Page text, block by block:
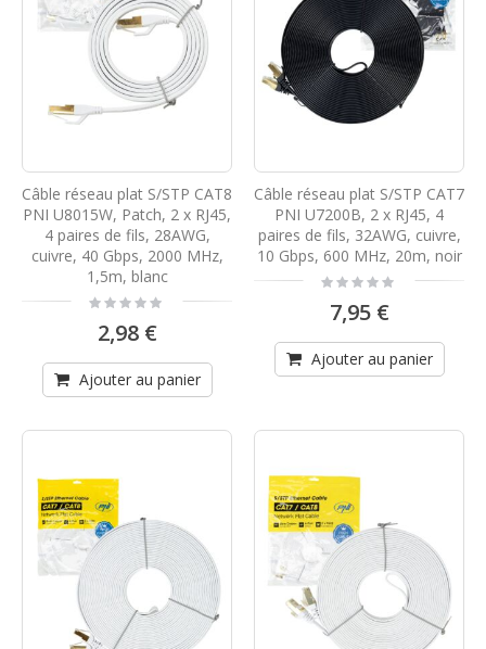
Câble réseau plat S/STP CAT8
PNI U8015W, Patch, 2 x RJ45,
4 paires de fils, 28AWG,
cuivre, 40 Gbps, 2000 MHz,
1,5m, blanc
Rating:
2,98 €
Ajouter au panier
Câble réseau plat S/STP CAT7
PNI U7200B, 2 x RJ45, 4
paires de fils, 32AWG, cuivre,
10 Gbps, 600 MHz, 20m, noir
Rating:
7,95 €
Ajouter au panier